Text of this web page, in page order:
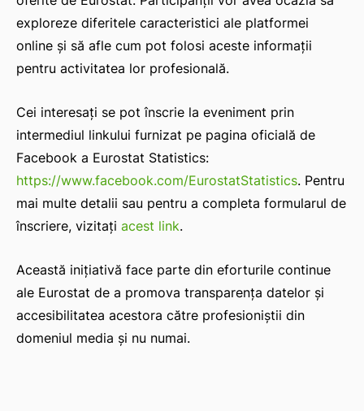
exploreze diferitele caracteristici ale platformei
online și să afle cum pot folosi aceste informații
pentru activitatea lor profesională.
Cei interesați se pot înscrie la eveniment prin
intermediul linkului furnizat pe pagina oficială de
Facebook a Eurostat Statistics:
https://www.facebook.com/EurostatStatistics. Pentru
mai multe detalii sau pentru a completa formularul de
înscriere, vizitați acest link.
Această inițiativă face parte din eforturile continue
ale Eurostat de a promova transparența datelor și
accesibilitatea acestora către profesioniștii din
domeniul media și nu numai.